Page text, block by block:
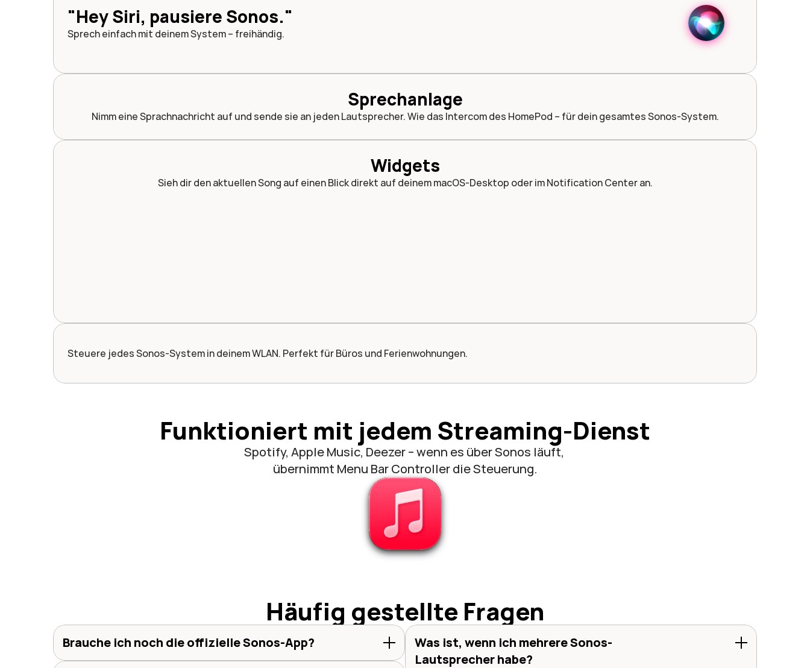
"Hey Siri, pausiere Sonos."
Sprech einfach mit deinem System – freihändig.
Sprechanlage
Nimm eine Sprachnachricht auf und sende sie an jeden Lautsprecher. Wie das Intercom des HomePod – für dein gesamtes Sonos-System.
"HeyKinder,dasEssenistfertig."
Widgets
Sieh dir den aktuellen Song auf einen Blick direkt auf deinem macOS-Desktop oder im Notification Center an.
Steuere jedes Sonos-System in deinem WLAN. Perfekt für Büros und Ferienwohnungen.
Funktioniert mit jedem Streaming-Dienst
Spotify, Apple Music, Deezer – wenn es über Sonos läuft,
übernimmt Menu Bar Controller die Steuerung.
Häufig gestellte Fragen
Brauche ich noch die offizielle Sonos-App?
Was ist, wenn ich mehrere Sonos-
Lautsprecher habe?